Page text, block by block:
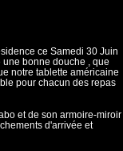
ce Samedi 30 Juin
bonne douche , que
notre tablette américaine
pour chacun des repas
et de son armoire-miroir
d'arrivée et